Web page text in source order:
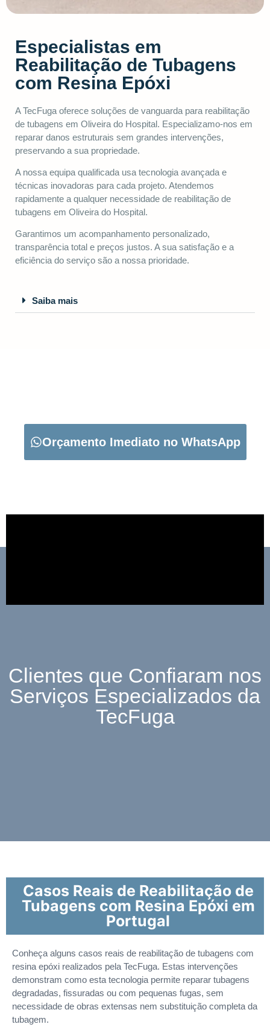
Especialistas em
Reabilitação de Tubagens
com Resina Epóxi
A TecFuga oferece soluções de vanguarda para reabilitação
de tubagens em Oliveira do Hospital. Especializamo-nos em
reparar danos estruturais sem grandes intervenções,
preservando a sua propriedade.
A nossa equipa qualificada usa tecnologia avançada e
técnicas inovadoras para cada projeto. Atendemos
rapidamente a qualquer necessidade de reabilitação de
tubagens em Oliveira do Hospital.
Garantimos um acompanhamento personalizado,
transparência total e preços justos. A sua satisfação e a
eficiência do serviço são a nossa prioridade.
Saiba mais
Orçamento Imediato no WhatsApp
Clientes que Confiaram nos
Serviços Especializados da
TecFuga
Casos Reais de Reabilitação de
Tubagens com Resina Epóxi em
Portugal
Conheça alguns casos reais de reabilitação de tubagens com
resina epóxi realizados pela TecFuga. Estas intervenções
demonstram como esta tecnologia permite reparar tubagens
degradadas, fissuradas ou com pequenas fugas, sem
necessidade de obras extensas nem substituição completa da
tubagem.